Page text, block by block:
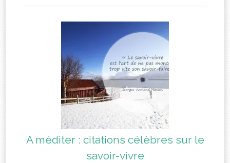
A méditer : citations célèbres sur le
savoir-vivre